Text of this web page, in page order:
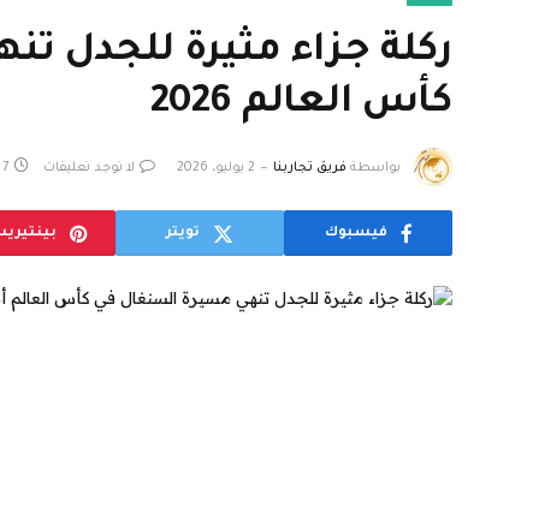
ركلة جزاء مثيرة للجدل
كأس العالم 2026
بواسطة فريق تجاربنا 2 يوليو، 2026 لا توجد تعليقات 7 دقائق
فيسبوك تويتر